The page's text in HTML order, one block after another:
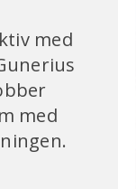
med
med